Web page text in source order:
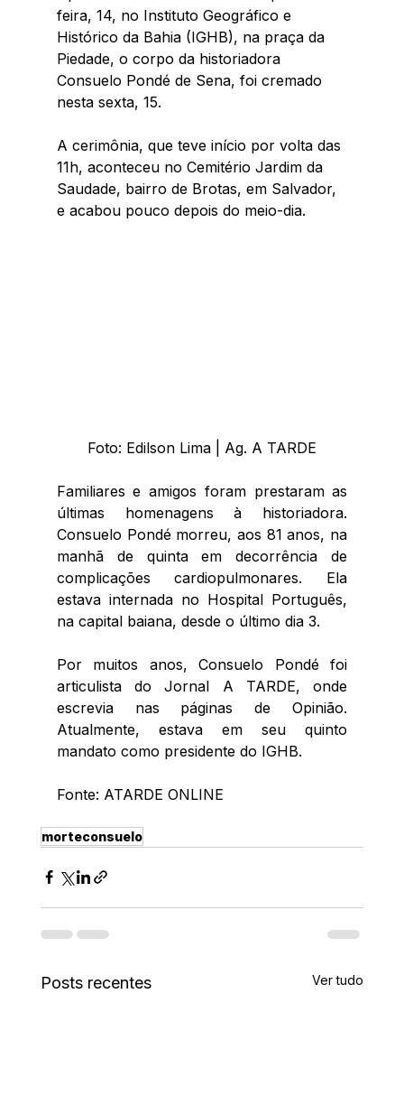
feira, 14, no Instituto Geográfico e
Histórico da Bahia (IGHB), na praça da
Piedade, o corpo da historiadora
Consuelo Pondé de Sena, foi cremado
nesta sexta, 15.
A cerimônia, que teve início por volta das
11h, aconteceu no Cemitério Jardim da
Saudade, bairro de Brotas, em Salvador,
e acabou pouco depois do meio-dia.
Foto: Edilson Lima | Ag. A TARDE
Familiares e amigos foram prestaram as
últimas homenagens à historiadora.
Consuelo Pondé morreu, aos 81 anos, na
manhã de quinta em decorrência de
complicações cardiopulmonares. Ela
estava internada no Hospital Português,
na capital baiana, desde o último dia 3.
Por muitos anos, Consuelo Pondé foi
articulista do Jornal A TARDE, onde
escrevia nas páginas de Opinião.
Atualmente, estava em seu quinto
mandato como presidente do IGHB.
Fonte: ATARDE ONLINE
morteconsuelo
Posts recentes Ver tudo